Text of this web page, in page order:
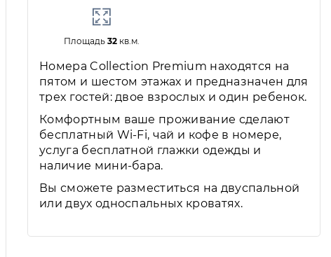
Площадь 32кв.м.
Номера Collection Premium находятся на
пятом и шестом этажах и предназначен для
трех гостей: двое взрослых и один ребенок.
Комфортным ваше проживание сделают
бесплатный Wi-Fi, чай и кофе в номере,
услуга бесплатной глажки одежды и
наличие мини-бара.
Вы сможете разместиться на двуспальной
или двух односпальных кроватях.